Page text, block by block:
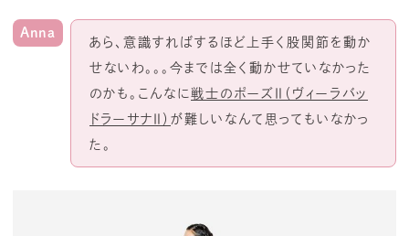
Anna
あら、意識すればするほど上手く股関節を動か
せないわ。。。今までは全く動かせていなかった
のかも。こんなに戦士のポーズⅡ（ヴィーラバッ
ドラーサナⅡ） が難しいなんて思ってもいなかっ
た。